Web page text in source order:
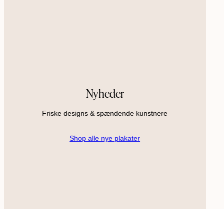
Nyheder
Friske designs & spændende kunstnere
Shop alle nye plakater